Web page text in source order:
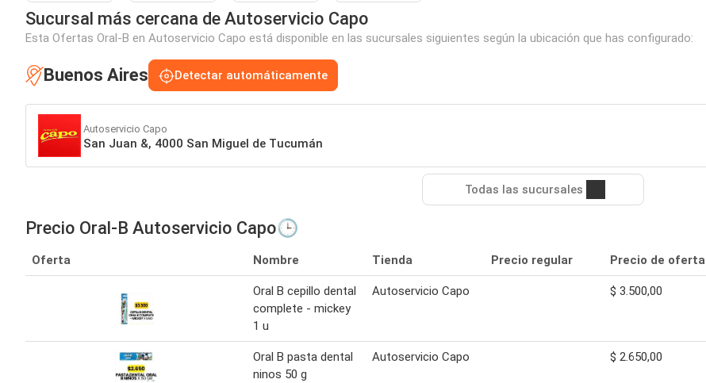
Sucursal más cercana de Autoservicio Capo
Esta Ofertas Oral-B en Autoservicio Capo está disponible en las sucursales siguientes según la ubicación que has configurado:
Buenos Aires Detectar automáticamente
Autoservicio Capo
San Juan &, 4000 San Miguel de Tucumán
Todas las sucursales
Precio Oral-B Autoservicio Capo🕒
Oferta Nombre Tienda Precio regular Precio de oferta
Oral B cepillo dental
complete - mickey
1 u
Autoservicio Capo $ 3.500,00
Oral B pasta dental
ninos 50 g
Autoservicio Capo $ 2.650,00